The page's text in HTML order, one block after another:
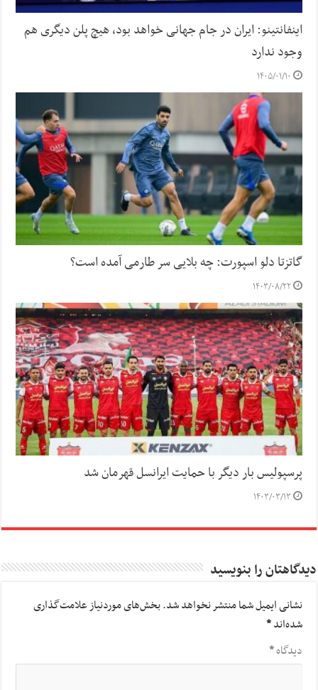
اینفانتینو: ایران در جام جهانی خواهد بود، هیچ پلن دیگری هم
وجود ندارد
۱۴۰۵/۰۱/۱۰
گاتزتا دلو اسپورت: چه بلایی سر طارمی آمده است؟
۱۴۰۳/۰۸/۲۲
پرسپولیس بار دیگر با حمایت ایرانسل قهرمان شد
۱۴۰۳/۰۳/۱۳
دیدگاهتان را بنویسید
نشانی ایمیل شما منتشر نخواهد شد.بخش‌های موردنیاز علامت‌گذاری
شده‌اند*
دیدگاه*